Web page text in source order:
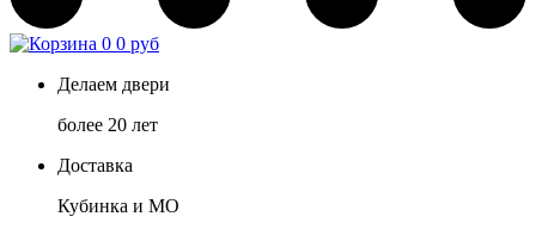
0 0 руб
Делаем двери
более 20 лет
Доставка
Кубинка и МО